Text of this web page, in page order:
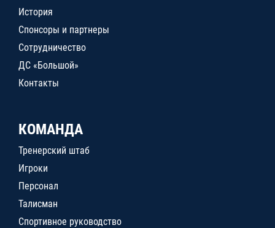
История
Спонсоры и партнеры
Сотрудничество
ДС «Большой»
Контакты
КОМАНДА
Тренерский штаб
Игроки
Персонал
Талисман
Спортивное руководство